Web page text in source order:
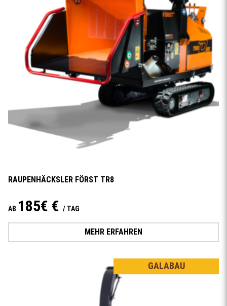
RAUPENHÄCKSLER FÖRST TR8
AB 185€ € / TAG
MEHR ERFAHREN
GALABAU